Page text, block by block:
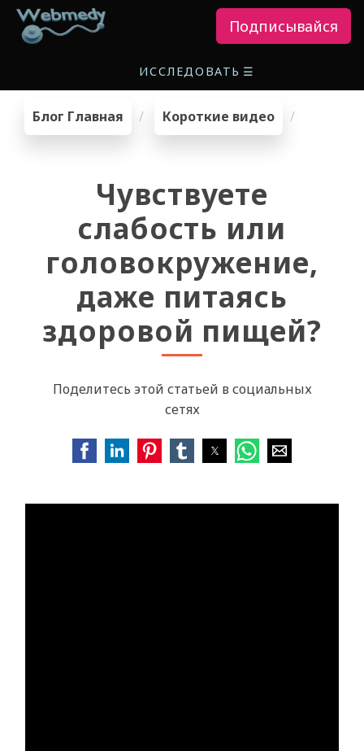
Подписывайся
ИССЛЕДОВАТЬ ☰
Блог Главная Короткие видео
Чувствуете
слабость или
головокружение,
даже питаясь
здоровой пищей?
Поделитесь этой статьей в социальных
сетях